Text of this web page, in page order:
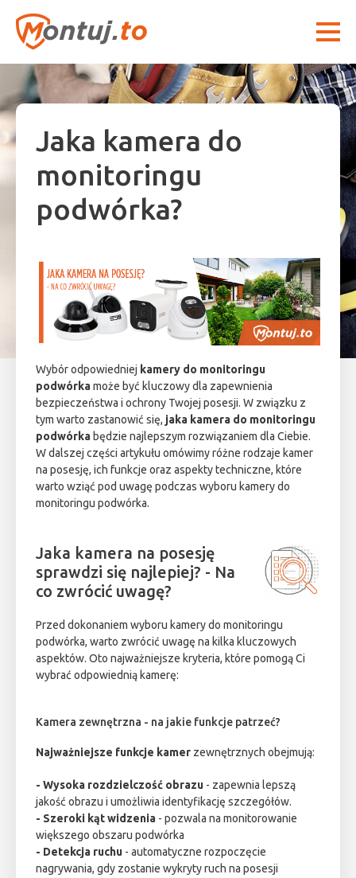
Jaka kamera do
monitoringu
podwórka?
Wybór odpowiedniej kamery do monitoringu
podwórkamoże być kluczowy dla zapewnienia
bezpieczeństwa i ochrony Twojej posesji. W związku z
tym warto zastanowić się, jaka kamera do monitoringu
podwórka będzie najlepszym rozwiązaniem dla Ciebie.
W dalszej części artykułu omówimy różne rodzaje kamer
na posesję, ich funkcje oraz aspekty techniczne, które
warto wziąć pod uwagę podczas wyboru kamery do
monitoringu podwórka.
Jaka kamera na posesję
sprawdzi się najlepiej? - Na
co zwrócić uwagę?
Przed dokonaniem wyboru kamery do monitoringu
podwórka, warto zwrócić uwagę na kilka kluczowych
aspektów. Oto najważniejsze kryteria, które pomogą Ci
wybrać odpowiednią kamerę:
Kamera zewnętrzna - na jakie funkcje patrzeć?
Najważniejsze funkcje kamer zewnętrznych obejmują:
- Wysoka rozdzielczość obrazu - zapewnia lepszą
jakość obrazu i umożliwia identyfikację szczegółów.
- Szeroki kąt widzenia - pozwala na monitorowanie
większego obszaru podwórka
- Detekcja ruchu - automatyczne rozpoczęcie
nagrywania, gdy zostanie wykryty ruch na posesji